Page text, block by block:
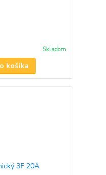
Skladom
košíka